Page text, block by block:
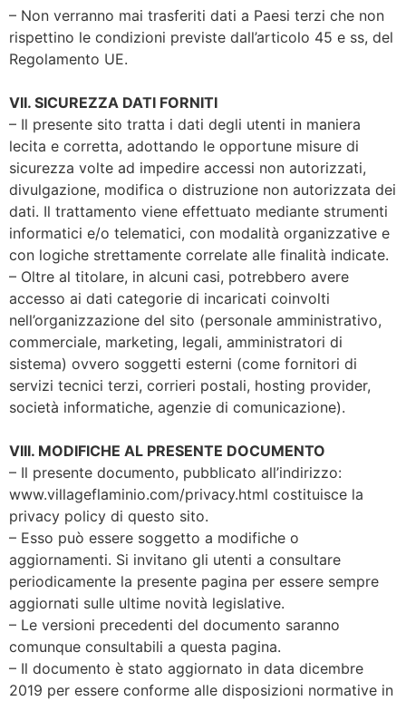
– Non verranno mai trasferiti dati a Paesi terzi che non
rispettino le condizioni previste dall’articolo 45 e ss, del
Regolamento UE.
VII. SICUREZZA DATI FORNITI
– Il presente sito tratta i dati degli utenti in maniera
lecita e corretta, adottando le opportune misure di
sicurezza volte ad impedire accessi non autorizzati,
divulgazione, modifica o distruzione non autorizzata dei
dati. Il trattamento viene effettuato mediante strumenti
informatici e/o telematici, con modalità organizzative e
con logiche strettamente correlate alle finalità indicate.
– Oltre al titolare, in alcuni casi, potrebbero avere
accesso ai dati categorie di incaricati coinvolti
nell’organizzazione del sito (personale amministrativo,
commerciale, marketing, legali, amministratori di
sistema) ovvero soggetti esterni (come fornitori di
servizi tecnici terzi, corrieri postali, hosting provider,
società informatiche, agenzie di comunicazione).
VIII. MODIFICHE AL PRESENTE DOCUMENTO
– Il presente documento, pubblicato all’indirizzo:
www.villageflaminio.com/privacy.html costituisce la
privacy policy di questo sito.
– Esso può essere soggetto a modifiche o
aggiornamenti. Si invitano gli utenti a consultare
periodicamente la presente pagina per essere sempre
aggiornati sulle ultime novità legislative.
– Le versioni precedenti del documento saranno
comunque consultabili a questa pagina.
– Il documento è stato aggiornato in data dicembre
2019 per essere conforme alle disposizioni normative in